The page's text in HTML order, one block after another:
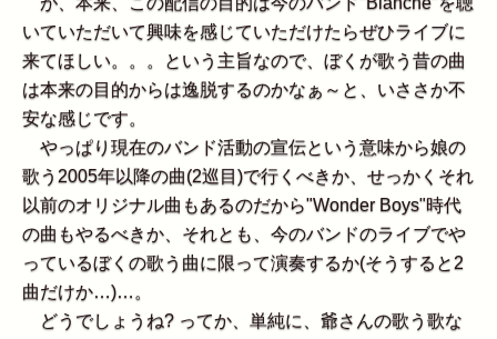
いていただいて興味を感じていただけたらぜひライブに
来てほしい。。。という主旨なので、ぼくが歌う昔の曲
は本来の目的からは逸脱するのかなぁ～と、いささか不
安な感じです。
やっぱり現在のバンド活動の宣伝という意味から娘の
歌う2005年以降の曲(2巡目)で行くべきか、せっかくそれ
以前のオリジナル曲もあるのだから"Wonder Boys"時代
の曲もやるべきか、それとも、今のバンドのライブでや
っているぼくの歌う曲に限って演奏するか(そうすると2
曲だけか…)…。
どうでしょうね? ってか、単純に、爺さんの歌う歌な